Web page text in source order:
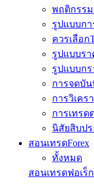
พฤติกรรม
รูปแบบก
ควรเลือก
รูปแบบรา
รูปแบบกร
การจดบัน
การวิเค
การเทรด
นิสัยสิบปร
สอนเทรดForex
ทั้งหมด
สอนเทรดฟอเร็